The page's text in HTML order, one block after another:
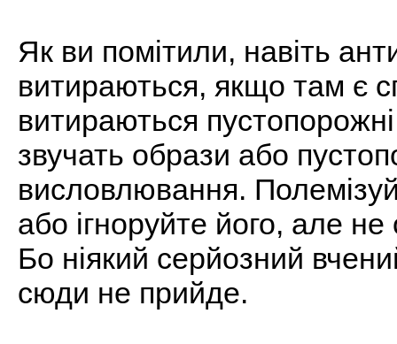
Як ви помітили, навіть
витираються, якщо там є
витираються
звучать образи або
висловлювання.
або ігноруйте його, але
Бо ніякий серйозний
сюди не прийде.